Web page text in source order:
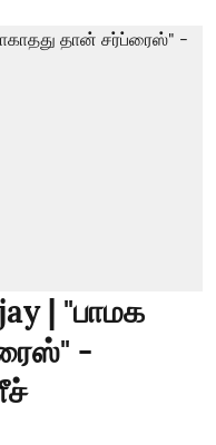
| "பாமக
-